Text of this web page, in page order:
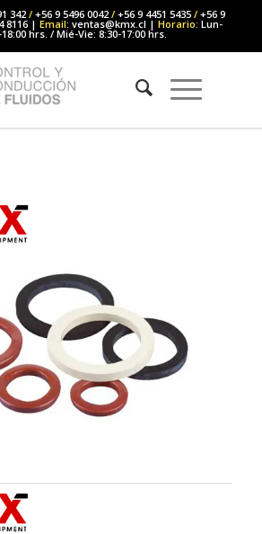
342 /+56 9 5496 0042 /+56 9 4451 5435 /+56 9
8116 | Email: ventas@kmx.cl | Horario: Lun-
hrs. / Mié-Vie: 8:30-17:00 hrs.